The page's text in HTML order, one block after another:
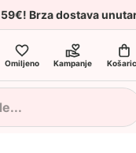
Brza dostava
Omiljeno Kampanje